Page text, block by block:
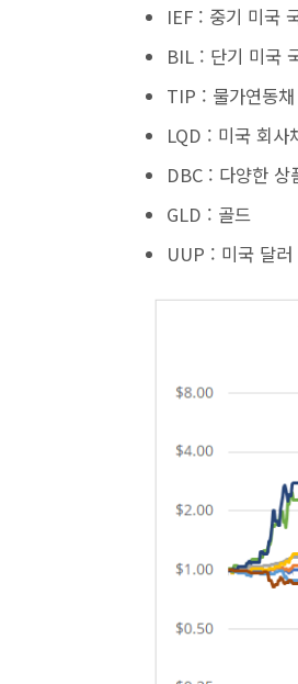
IEF : 중기 미국
BIL : 단기 미국
TIP : 물가연동채
LQD : 미국 회사
DBC : 다양한 상
GLD : 골드
UUP : 미국 달러